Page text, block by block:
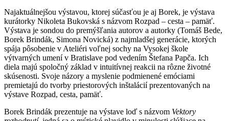
Najaktuálnejšou výstavou, ktorej súčasťou je aj Borek, je výstava
kurátorky Nikoleta Bukovská s názvom Rozpad – cesta – pamäť.
Výstava je sondou do premýšľania autorov a autorky (Tomáš Bede,
Borek Brindák, Simona Novická) z najmladšej generácie, ktorých
spája pôsobenie v Ateliéri voľnej sochy na Vysokej škole
výtvarných umení v Bratislave pod vedením Štefana Papča. Ich
diela majú spoločný základ v intuitívnej reakcii na rôzne životné
skúsenosti. Svoje názory a myslenie podmienené emóciami
premietajú do tvorby priestorových inštalácií prezentovaných na
výstave Rozpad, cesta, pamäť.
Borek Brindák prezentuje na výstave loď s názvom Vektory